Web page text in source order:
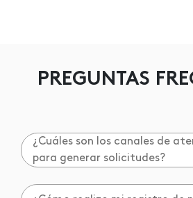
PREGUNTAS
¿Cuáles son los canales de
para generar solicitudes?